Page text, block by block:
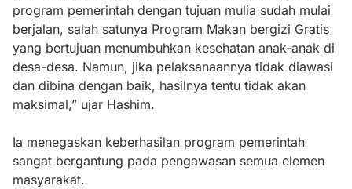
program pemerintah dengan tujuan mulia sudah mulai
berjalan, salah satunya Program Makan bergizi Gratis
yang bertujuan menumbuhkan kesehatan anak-anak di
desa-desa. Namun, jika pelaksanaannya tidak diawasi
dan dibina dengan baik, hasilnya tentu tidak akan
maksimal,” ujar Hashim.
Ia menegaskan keberhasilan program pemerintah
sangat bergantung pada pengawasan semua elemen
masyarakat.